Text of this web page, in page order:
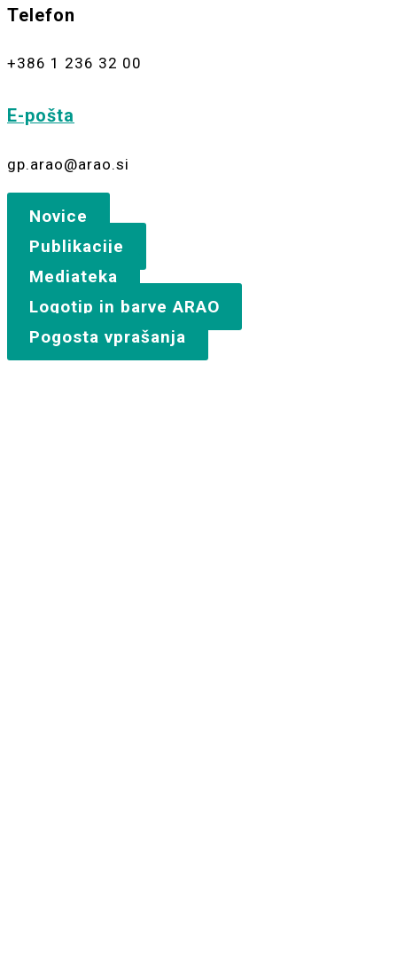
Telefon
+386 1 236 32 00
E-pošta
gp.arao@arao.si
Novice
Publikacije
Mediateka
Logotip in barve ARAO
Pogosta vprašanja